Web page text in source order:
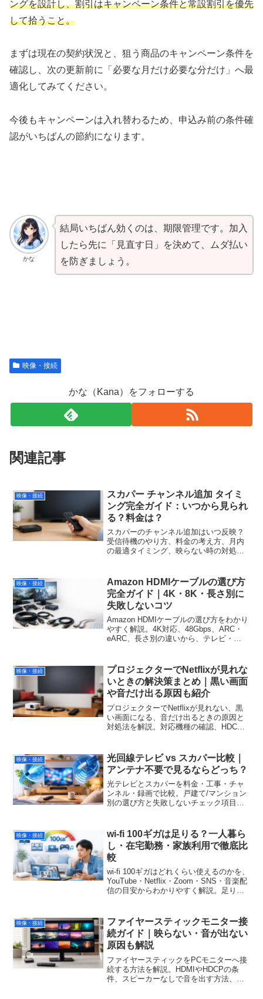
ングを設計し、割引はキャンペーン条件と常設割引を優先
して拾うこと。
まずは現在の契約状況と、狙う商品のキャンペーン条件を
確認し、次の更新前に「必要な月だけ必要な分だけ」へ最
適化してみてください。
今後もキャンペーンは入れ替わるため、申込み前の条件確
認がいちばんの節約になります。
かな
結局いちばん効くのは、期限管理です。加入
したら先に「見直す日」を決めて、ムダ払い
を防ぎましょう。
映像・接続
かな（Kana）をフォローする
関連記事
映像・接続
スカパー チャンネル追加 タイミ
ング完全ガイド：いつから見られ
る？料金は？
スカパーのチャンネル追加はいつ反映？
受信待機のやり方、料金の考え方、月内
の最適タイミング、映らない時の対処ま
映像・接続
Amazon HDMIケーブルの選び方
完全ガイド｜4K・8K・長さ別に
失敗しないコツ
Amazon HDMIケーブルの選び方をわかり
やすく解説。4K対応、48Gbps、ARC・
eARC、長さ別の違いから、テレビ・
映像・接続
プロジェクターでNetflixが見れな
いときの解決策まとめ｜黒い画面
や音だけ出る原因も紹介
プロジェクターでNetflixが見れない、黒
い画面になる、音だけ出るときの原因と
対処法を解説。対応機種の確認、HDCP
解決策、買い替え時の選び方までわかり
やすく紹介します。
映像・接続
光回線テレビ vs スカパー比較｜
アンテナ不要で見るならどっち？
光テレビとスカパーを料金・工事・チャ
ンネル・録画で比較。戸建て/マンション
別の選び方と失敗しないチェック項目を
映像・接続
wi-fi 100ギガは足りる？一人暮ら
し・在宅勤務・家族利用で徹底比
較
wi-fi 100ギガはどれくらい使えるのかを、
YouTube・Netflix・Zoom・SNS・音楽配
信の目安からわかりやすく解説。足りる
映像・接続
ファイヤースティックモニター接
続ガイド｜映らない・音が出ない
原因も解説
ファイヤースティックをPCモニターへ接
続する方法を解説。HDMIやHDCPの条
件、スピーカーなしで音を出す方法、映